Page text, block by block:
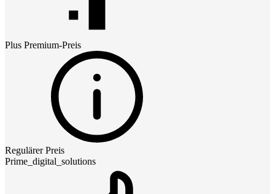
Plus Premium-Preis
Regulärer Preis
Prime_digital_solutions